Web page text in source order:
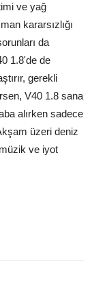
ve yağ
kararsızlığı
da
1.8'de de
gerekli
V40 1.8 sana
alırken sadece
üzeri deniz
ve iyot